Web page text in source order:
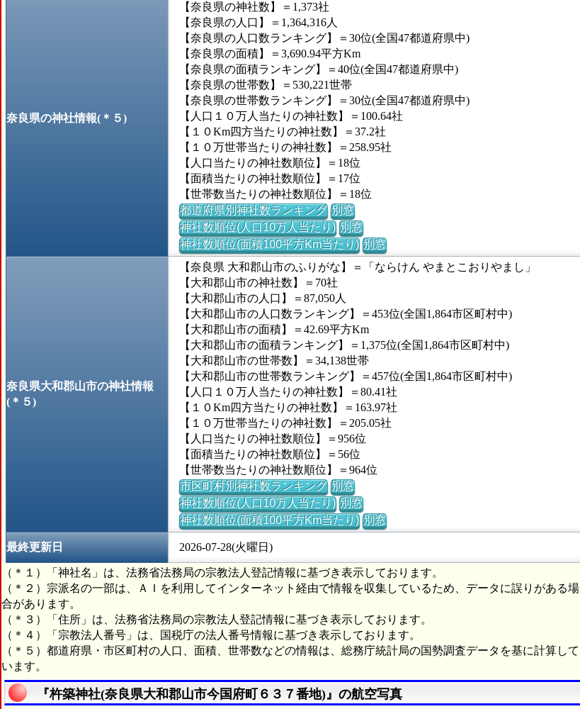
奈良県の神社情報(＊５)
【奈良県の神社数】＝1,373社
【奈良県の人口】＝1,364,316人
【奈良県の人口数ランキング】＝30位(全国47都道府県中)
【奈良県の面積】＝3,690.94平方Km
【奈良県の面積ランキング】＝40位(全国47都道府県中)
【奈良県の世帯数】＝530,221世帯
【奈良県の世帯数ランキング】＝30位(全国47都道府県中)
【人口１０万人当たりの神社数】＝100.64社
【１０Km四方当たりの神社数】＝37.2社
【１０万世帯当たりの神社数】＝258.95社
【人口当たりの神社数順位】＝18位
【面積当たりの神社数順位】＝17位
【世帯数当たりの神社数順位】＝18位
都道府県別神社数ランキング 別窓
神社数順位(人口10万人当たり) 別窓
神社数順位(面積100平方Km当たり) 別窓
奈良県大和郡山市の神社情報
(＊５)
【奈良県 大和郡山市のふりがな】＝「ならけん やまとこおりやまし」
【大和郡山市の神社数】＝70社
【大和郡山市の人口】＝87,050人
【大和郡山市の人口数ランキング】＝453位(全国1,864市区町村中)
【大和郡山市の面積】＝42.69平方Km
【大和郡山市の面積ランキング】＝1,375位(全国1,864市区町村中)
【大和郡山市の世帯数】＝34,138世帯
【大和郡山市の世帯数ランキング】＝457位(全国1,864市区町村中)
【人口１０万人当たりの神社数】＝80.41社
【１０Km四方当たりの神社数】＝163.97社
【１０万世帯当たりの神社数】＝205.05社
【人口当たりの神社数順位】＝956位
【面積当たりの神社数順位】＝56位
【世帯数当たりの神社数順位】＝964位
市区町村別神社数ランキング 別窓
神社数順位(人口10万人当たり) 別窓
神社数順位(面積100平方Km当たり) 別窓
最終更新日 2026-07-28(火曜日)
（＊１）「神社名」は、法務省法務局の宗教法人登記情報に基づき表示しております。
（＊２）宗派名の一部は、ＡＩを利用してインターネット経由で情報を収集しているため、データに誤りがある場
合があります。
（＊３）「住所」は、法務省法務局の宗教法人登記情報に基づき表示しております。
（＊４）「宗教法人番号」は、国税庁の法人番号情報に基づき表示しております。
（＊５）都道府県・市区町村の人口、面積、世帯数などの情報は、総務庁統計局の国勢調査データを基に計算して
います。
『杵築神社(奈良県大和郡山市今国府町６３７番地)』の航空写真